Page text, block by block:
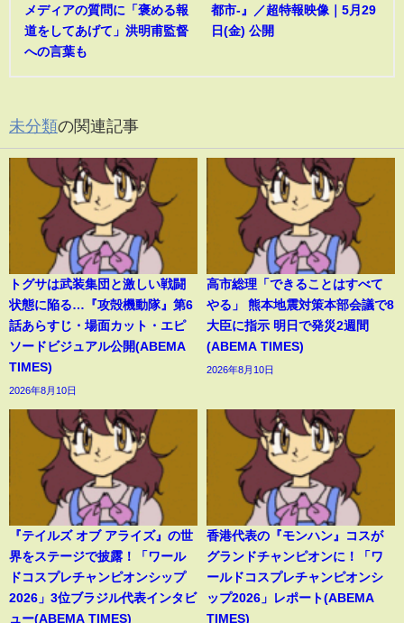
メディアの質問に「褒める報
道をしてあげて」洪明甫監督
への言葉も
都市-』／超特報映像｜5月29
日(金) 公開
未分類の関連記事
トグサは武装集団と激しい戦闘
状態に陥る…『攻殻機動隊』第6
話あらすじ・場面カット・エピ
ソードビジュアル公開(ABEMA
TIMES)
2026年8月10日
高市総理「できることはすべて
やる」 熊本地震対策本部会議で8
大臣に指示 明日で発災2週間
(ABEMA TIMES)
2026年8月10日
『テイルズ オブ アライズ』の世
界をステージで披露！「ワール
ドコスプレチャンピオンシップ
2026」3位ブラジル代表インタビ
ュー(ABEMA TIMES)
香港代表の『モンハン』コスが
グランドチャンピオンに！「ワ
ールドコスプレチャンピオンシ
ップ2026」レポート(ABEMA
TIMES)